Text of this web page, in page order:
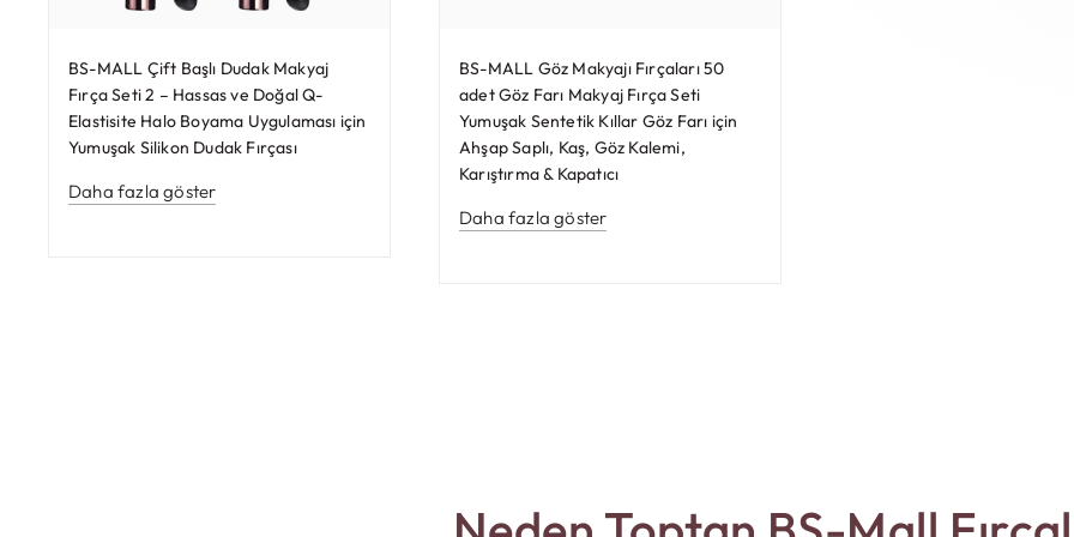
BS-MALL Çift Başlı Dudak Makyaj
Fırça Seti 2 – Hassas ve Doğal Q-
Elastisite Halo Boyama Uygulaması için
Yumuşak Silikon Dudak Fırçası
Daha fazla göster
BS-MALL Göz Makyajı Fırçaları 50
adet Göz Farı Makyaj Fırça Seti
Yumuşak Sentetik Kıllar Göz Farı için
Ahşap Saplı, Kaş, Göz Kalemi,
Karıştırma & Kapatıcı
Daha fazla göster